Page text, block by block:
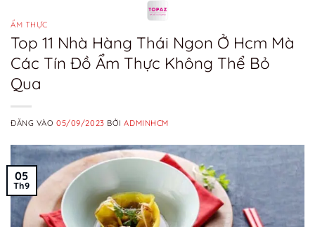
qua
nội
dung
ẨM THỰC
Top 11 Nhà Hàng Thái Ngon Ở Hcm Mà
Các Tín Đồ Ẩm Thực Không Thể Bỏ
Qua
ĐĂNG VÀO05/09/2023 BỞIADMINHCM
05
Th9